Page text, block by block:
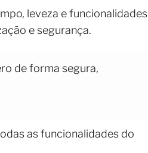
leveza e funcionalidades
e segurança.
de forma segura,
as funcionalidades do